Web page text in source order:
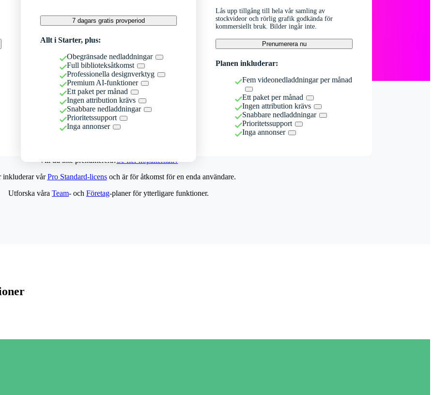
7 dagars gratis provperiod
Allt i Starter, plus:
Obegränsade nedladdningar
Full biblioteksåtkomst
Professionella designverktyg
Premium AI-funktioner
Ett paket per månad
Ingen attribution krävs
Snabbare nedladdningar
Prioritetssupport
Inga annonser
Lås upp tillgång till hela vår samling av
stockvideor och rörlig grafik godkända för
kommersiellt bruk. Bilder ingår inte.
Prenumerera nu
Planen inkluderar:
Fem videonedladdningar per månad
Ett paket per månad
Ingen attribution krävs
Snabbare nedladdningar
Prioritetssupport
Inga annonser
Vill du inte prenumerera?Se fler köpalternativ
inkluderar vårPro Standard-licensoch är för åtkomst för en enda användare.
Utforska våra Team- och Företag-planer för ytterligare funktioner.